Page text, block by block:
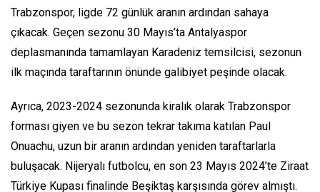
Trabzonspor, ligde 72 günlük aranın ardından sahaya
çıkacak. Geçen sezonu 30 Mayıs’ta Antalyaspor
deplasmanında tamamlayan Karadeniz temsilcisi, sezonun
ilk maçında taraftarının önünde galibiyet peşinde olacak.
Ayrıca, 2023-2024 sezonunda kiralık olarak Trabzonspor
forması giyen ve bu sezon tekrar takıma katılan Paul
Onuachu, uzun bir aranın ardından yeniden taraftarlarla
buluşacak. Nijeryalı futbolcu, en son 23 Mayıs 2024’te Ziraat
Türkiye Kupası finalinde Beşiktaş karşısında görev almıştı.